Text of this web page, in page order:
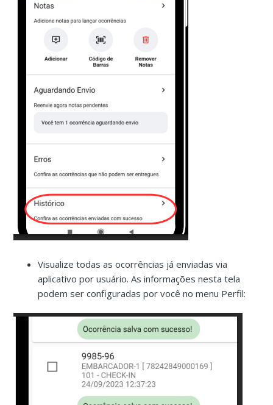
Visualize todas as ocorrências já enviadas via
aplicativo por usuário. As informações nesta tela
podem ser configuradas por você no menu Perfil: